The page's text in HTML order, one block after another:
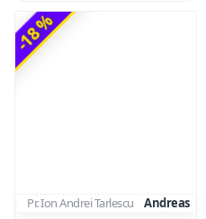
-18 %
Pr. Ion Andrei Tarlescu Andreas